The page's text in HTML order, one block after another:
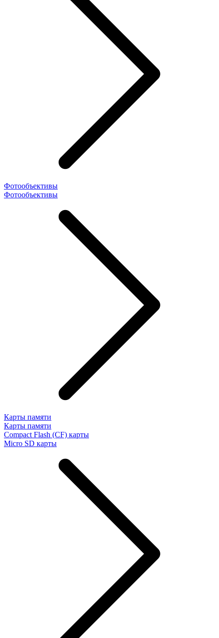
Фотообъективы
Фотообъективы
Карты памяти
Карты памяти
Compact Flash (CF) карты
Micro SD карты